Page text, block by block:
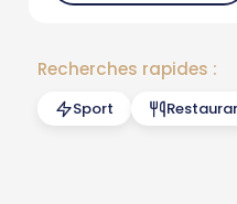
Recherches rapides :
Sport